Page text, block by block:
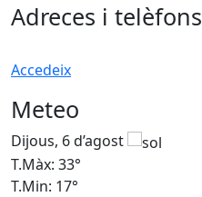
Adreces i telèfons
Accedeix
Meteo
Dijous, 6 d’agost
T.Màx: 33°
T.Min: 17°